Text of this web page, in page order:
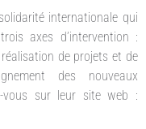
internationale qui
axes d’intervention :
de projets et de
des nouveaux
vous sur leur site web :